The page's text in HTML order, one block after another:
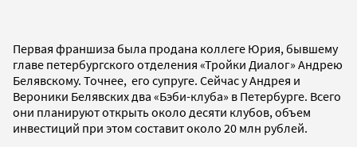
Первая франшиза была продана коллеге Юрия, бывшему
главе петербургского отделения «Тройки Диалог» Андрею
Белявскому. Точнее, его супруге. Сейчас у Андрея и
Вероники Белявских два «Бэби-клуба» в Петербурге. Всего
они планируют открыть около десяти клубов, объем
инвестиций при этом составит около 20 млн рублей.